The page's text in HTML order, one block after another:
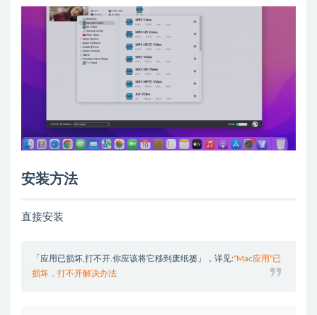
安装方法
直接安装
「应用已损坏,打不开.你应该将它移到废纸篓」，详见:“Mac应用”已
损坏，打不开解决办法